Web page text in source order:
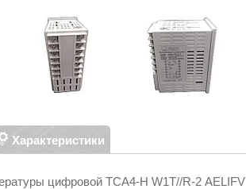
Характеристики
цифровой TCA4-H W1T//R-2 AELIFV